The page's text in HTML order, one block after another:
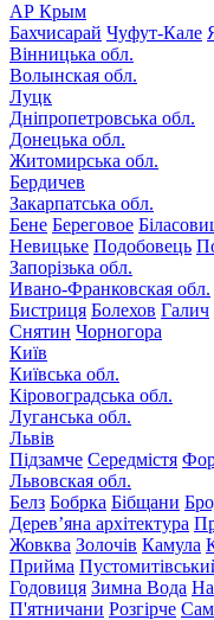
АР Крым
Бахчисарай Чуфут-Кале
Вінницька обл.
Волынская обл.
Луцк
Дніпропетровська обл.
Донецька обл.
Житомирська обл.
Бердичев
Закарпатська обл.
Бене Береговое
Невицьке Подобовець
Запорізька обл.
Ивано-Франковская обл.
Бистриця Болехов Галич
Снятин Чорногора
Київ
Київська обл.
Кіровоградська обл.
Луганська обл.
Львів
Підзамче Середмістя
Львовская обл.
Белз Бобрка Бібщани
Дерев’яна архітектура
Жовква Золочів Камула
Прийма
Годовиця Зимна Вода
П'ятничани Розгірче